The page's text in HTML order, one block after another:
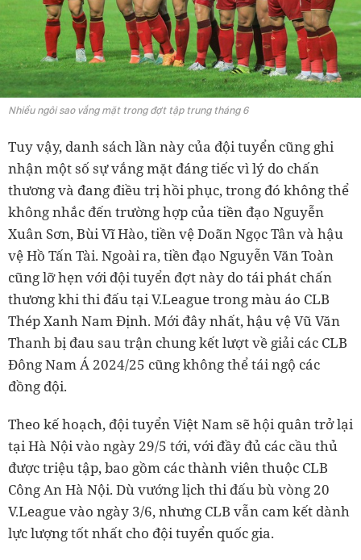
Nhiều ngôi sao vắng mặt trong đợt tập trung tháng 6
Tuy vậy, danh sách lần này của đội tuyển cũng ghi
nhận một số sự vắng mặt đáng tiếc vì lý do chấn
thương và đang điều trị hồi phục, trong đó không thể
không nhắc đến trường hợp của tiền đạo Nguyễn
Xuân Sơn, Bùi Vĩ Hào, tiền vệ Doãn Ngọc Tân và hậu
vệ Hồ Tấn Tài. Ngoài ra, tiền đạo Nguyễn Văn Toàn
cũng lỡ hẹn với đội tuyển đợt này do tái phát chấn
thương khi thi đấu tại V.League trong màu áo CLB
Thép Xanh Nam Định. Mới đây nhất, hậu vệ Vũ Văn
Thanh bị đau sau trận chung kết lượt về giải các CLB
Đông Nam Á 2024/25 cũng không thể tái ngộ các
đồng đội.
Theo kế hoạch, đội tuyển Việt Nam sẽ hội quân trở lại
tại Hà Nội vào ngày 29/5 tới, với đầy đủ các cầu thủ
được triệu tập, bao gồm các thành viên thuộc CLB
Công An Hà Nội. Dù vướng lịch thi đấu bù vòng 20
V.League vào ngày 3/6, nhưng CLB vẫn cam kết dành
lực lượng tốt nhất cho đội tuyển quốc gia.